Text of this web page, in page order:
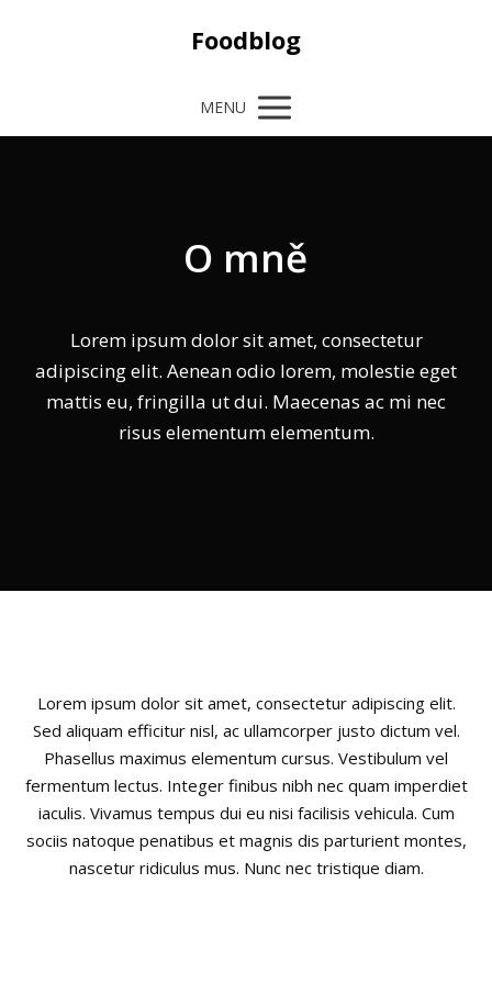
Foodblog
MENU
O mně
Lorem ipsum dolor sit amet, consectetur
adipiscing elit. Aenean odio lorem, molestie eget
mattis eu, fringilla ut dui. Maecenas ac mi nec
risus elementum elementum.
Lorem ipsum dolor sit amet, consectetur adipiscing elit.
Sed aliquam efficitur nisl, ac ullamcorper justo dictum vel.
Phasellus maximus elementum cursus. Vestibulum vel
fermentum lectus. Integer finibus nibh nec quam imperdiet
iaculis. Vivamus tempus dui eu nisi facilisis vehicula. Cum
sociis natoque penatibus et magnis dis parturient montes,
nascetur ridiculus mus. Nunc nec tristique diam.